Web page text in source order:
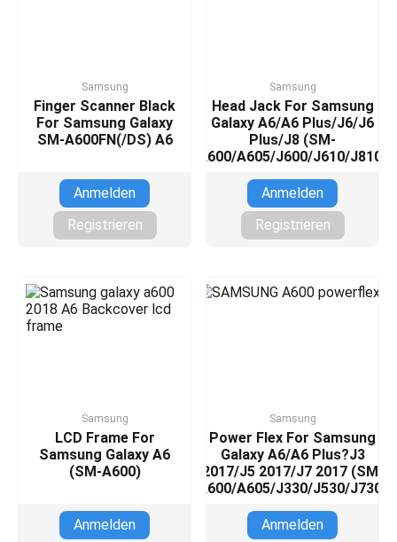
Samsung
Finger Scanner Black
For Samsung Galaxy
SM-A600FN(/DS) A6
Anmelden
Registrieren
Samsung
Head Jack For Samsung
Galaxy A6/A6 Plus/J6/J6
Plus/J8 (SM-
A600/A605/J600/J610/J810)
Anmelden
Registrieren
Samsung
LCD Frame For
Samsung Galaxy A6
(SM-A600)
Anmelden
Samsung
Power Flex For Samsung
Galaxy A6/A6 Plus?J3
2017/J5 2017/J7 2017 (SM-
A600/A605/J330/J530/J730)
Anmelden